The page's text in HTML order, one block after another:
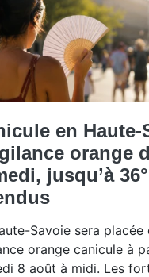
en Haute-
orange
jusqu’à
Savoie sera placée
orange canicule à
8 août à midi. Les